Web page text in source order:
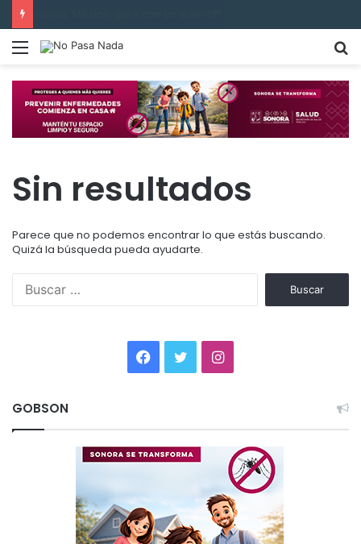
Menú
Sin resultados
Parece que no podemos encontrar lo que estás buscando.
Quizá la búsqueda pueda ayudarte.
Facebook
TwitterInstagram
GOBSON